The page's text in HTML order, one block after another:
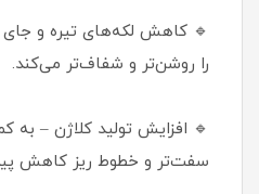
🔹 کاهش لکه‌های تیره و
را روشن‌تر و شفاف‌تر می‌کند.
سفت‌تر و خطوط ریز کاهش